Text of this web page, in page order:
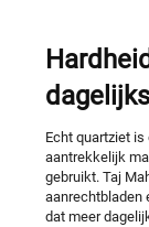
Echt quartziet is
aantrekkelijk
gebruikt. Taj
aanrechtbladen
dat meer